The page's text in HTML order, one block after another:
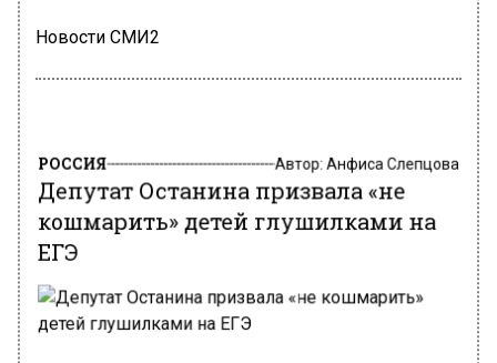
Новости СМИ2
РОССИЯ Автор: Анфиса Слепцова
Депутат Останина призвала «не
кошмарить» детей глушилками на
ЕГЭ